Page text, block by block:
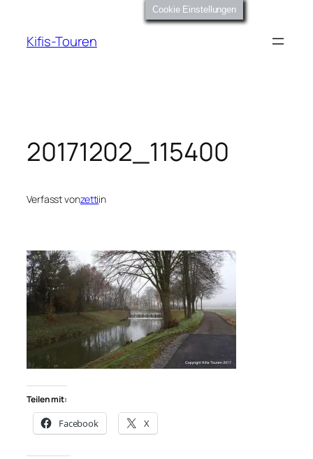
springen
Kifis-Touren
20171202_115400
Verfasst vonzettiin
Teilen mit:
Facebook X
Cookie Einstellungen